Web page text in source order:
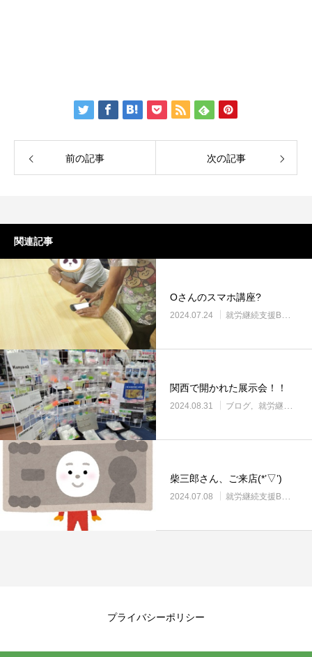
前の記事 次の記事
関連記事
Oさんのスマホ講座?
2024.07.24 就労継続支援B型・ニコサービス
関西で開かれた展示会！！
2024.08.31 ブログ 就労継続支援B型・ニコサービス
柴三郎さん、ご来店(*’▽’)
2024.07.08 就労継続支援B型・ニコサービス
プライバシーポリシー